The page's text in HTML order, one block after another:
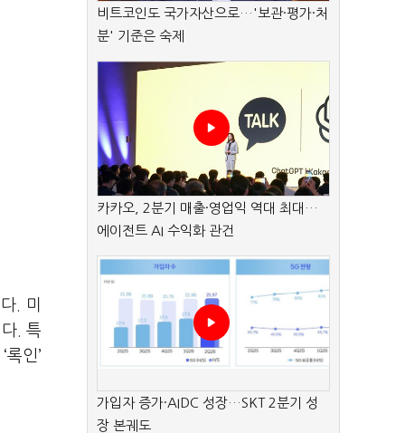
. 미
. 특
인’
비트코인도 국가자산으로…'보관·평가·처
분' 기준은 숙제
카카오, 2분기 매출·영업익 역대 최대…
에이전트 AI 수익화 관건
가입자 증가·AIDC 성장…SKT 2분기 성
장 본궤도